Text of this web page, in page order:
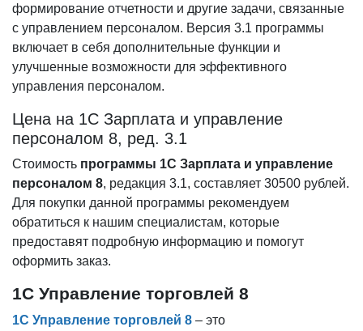
формирование отчетности и другие задачи, связанные
с управлением персоналом. Версия 3.1 программы
включает в себя дополнительные функции и
улучшенные возможности для эффективного
управления персоналом.
Цена на 1С Зарплата и управление
персоналом 8, ред. 3.1
Стоимость программы 1С Зарплата и управление
персоналом 8, редакция 3.1, составляет 30500 рублей.
Для покупки данной программы рекомендуем
обратиться к нашим специалистам, которые
предоставят подробную информацию и помогут
оформить заказ.
1С Управление торговлей 8
1С Управление торговлей 8 – это